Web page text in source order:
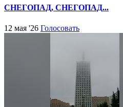
СНЕГОПАД, СНЕГОПАД...
12 мая '26 Голосовать